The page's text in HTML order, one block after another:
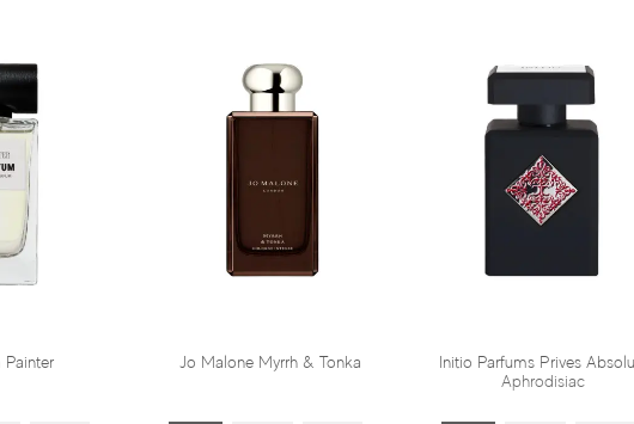
Jo Malone Myrrh & Tonka
Initio Parfums Prives Absolute